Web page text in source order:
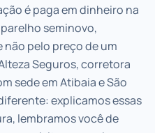
é paga em dinheiro na
seminovo,
não pelo preço de um
Seguros, corretora
sede em Atibaia e São
explicamos essas
lembramos você de